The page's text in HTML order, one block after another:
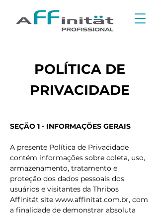
POLÍTICA DE
PRIVACIDADE
SEÇÃO 1 - INFORMAÇÕES GERAIS
A presente Política de Privacidade
contém informações sobre coleta, uso,
armazenamento, tratamento e
proteção dos dados pessoais dos
usuários e visitantes da Thribos
Affinität site www.affinitat.com.br, com
a finalidade de demonstrar absoluta